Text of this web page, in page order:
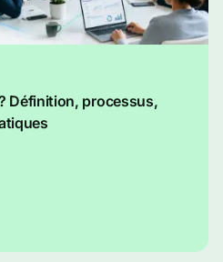
Définition, processus,